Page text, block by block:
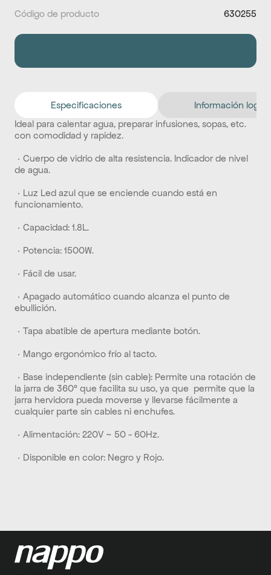
Código de producto 630255
Especificaciones
Información
Ideal para calentar agua, preparar infusiones, sopas, etc.
con comodidad y rapidez.
de agua.
funcionamiento.
· Capacidad: 1.8L.
· Potencia: 1500W.
· Fácil de usar.
ebullición.
· Tapa abatible de apertura mediante botón.
· Mango ergonómico frío al tacto.
la jarra de 360º que facilita su uso, ya que  permite que la
jarra hervidora pueda moverse y llevarse fácilmente a
cualquier parte sin cables ni enchufes.
· Alimentación: 220V ~ 50 - 60Hz.
· Disponible en color: Negro y Rojo.